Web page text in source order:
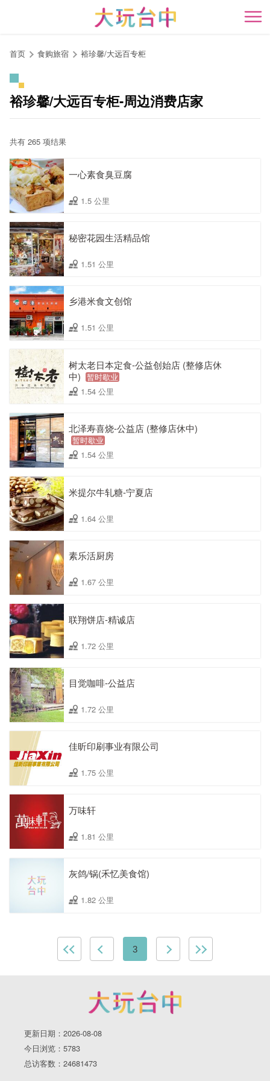
开
首页 食购旅宿 裕珍馨/大远百专柜
裕珍馨/大远百专柜-周边消费店家
共有 265 项结果
一心素食臭豆腐
1.5 公里
秘密花园生活精品馆
1.51 公里
乡港米食文创馆
1.51 公里
树太老日本定食-公益创始店 (整修店休
中) 暂时歇业
1.54 公里
北泽寿喜烧-公益店 (整修店休中)
暂时歇业
1.54 公里
米提尔牛轧糖-宁夏店
1.64 公里
素乐活厨房
1.67 公里
联翔饼店-精诚店
1.72 公里
目觉咖啡-公益店
1.72 公里
佳昕印刷事业有限公司
1.75 公里
万味轩
1.81 公里
灰鸽/锅(禾忆美食馆)
1.82 公里
3
更新日期：2026-08-08
今日浏览：5783
总访客数：24681473